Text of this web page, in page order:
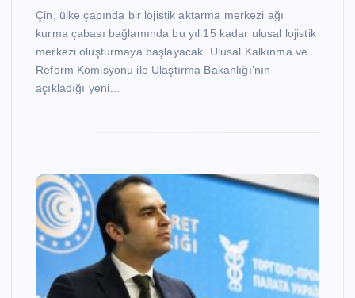
Çin, ülke çapında bir lojistik aktarma merkezi ağı
kurma çabası bağlamında bu yıl 15 kadar ulusal lojistik
merkezi oluşturmaya başlayacak. Ulusal Kalkınma ve
Reform Komisyonu ile Ulaştırma Bakanlığı’nın
açıkladığı yeni…